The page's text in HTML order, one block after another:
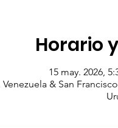
Horario
15 may. 2026,
Venezuela & San